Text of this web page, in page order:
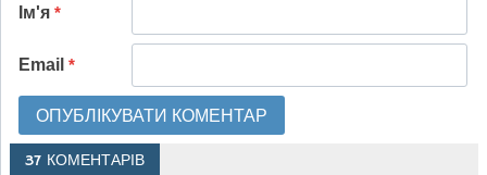
Ім'я *
Email *
37 КОМЕНТАРІВ